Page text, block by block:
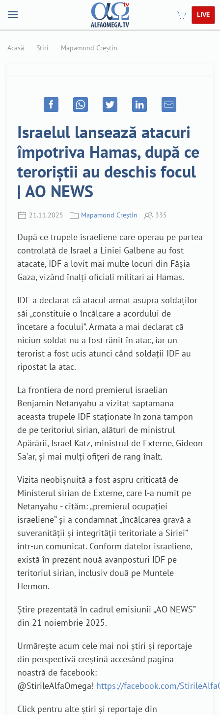
LIVE
Acasă Știri Mapamond Creștin
Israelul lansează atacuri
împotriva Hamas, după ce
teroriștii au deschis focul
| AO NEWS
21.11.2025 Mapamond Creștin 335
După ce trupele israeliene care operau pe partea
controlată de Israel a Liniei Galbene au fost
atacate, IDF a lovit mai multe locuri din Fâșia
Gaza, vizând înalți oficiali militari ai Hamas.
IDF a declarat că atacul armat asupra soldaților
săi „constituie o încălcare a acordului de
încetare a focului”. Armata a mai declarat că
niciun soldat nu a fost rănit în atac, iar un
terorist a fost ucis atunci când soldații IDF au
ripostat la atac.
La frontiera de nord premierul israelian
Benjamin Netanyahu a vizitat saptamana
aceasta trupele IDF staționate în zona tampon
de pe teritoriul sirian, alături de ministrul
Apărării, Israel Katz, ministrul de Externe, Gideon
Sa'ar, și mai mulți ofițeri de rang înalt.
Vizita neobișnuită a fost aspru criticată de
Ministerul sirian de Externe, care l-a numit pe
Netanyahu - cităm: „premierul ocupației
israeliene” și a condamnat „încălcarea gravă a
suveranității și integrității teritoriale a Siriei”
într-un comunicat. Conform datelor israeliene,
există în prezent nouă avanposturi IDF pe
teritoriul sirian, inclusiv două pe Muntele
Hermon.
Știre prezentată în cadrul emisiunii „AO NEWS”
din 21 noiembrie 2025.
Urmărește acum cele mai noi știri și reportaje
din perspectivă creștină accesând pagina
noastră de facebook:
@StirileAlfaOmega! https://facebook.com/
Click pentru alte știri și reportaje din